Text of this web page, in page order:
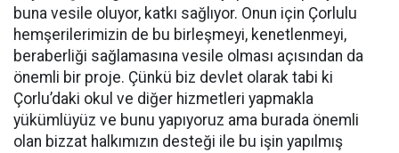
buna vesile oluyor, katkı sağlıyor. Onun için Çorlulu
hemşerilerimizin de bu birleşmeyi, kenetlenmeyi,
beraberliği sağlamasına vesile olması açısından da
önemli bir proje. Çünkü biz devlet olarak tabi ki
Çorlu’daki okul ve diğer hizmetleri yapmakla
yükümlüyüz ve bunu yapıyoruz ama burada önemli
olan bizzat halkımızın desteği ile bu işin yapılmış